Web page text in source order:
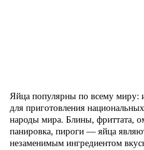
Яйца популярны по всему миру:
для приготовления
народы мира. Блины, фриттата,
панировка, пироги — яйца
незаменимым ингредиентом